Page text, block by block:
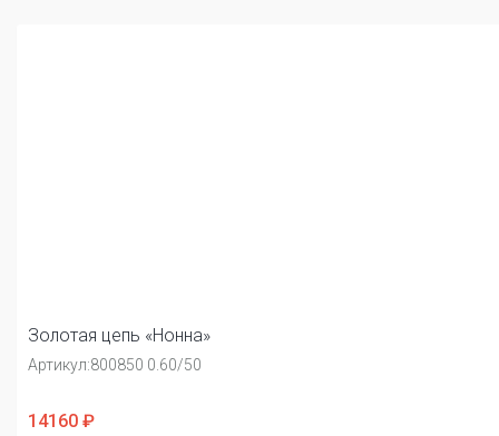
Золотая цепь «Нонна»
Артикул:800850 0.60/50
14160 ₽